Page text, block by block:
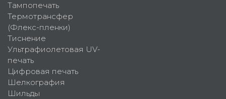
Тампопечать
Термотрансфер
(Флекс-пленки)
Тиснение
Ультрафиолетовая UV-
печать
Цифровая печать
Шелкография
Шильды